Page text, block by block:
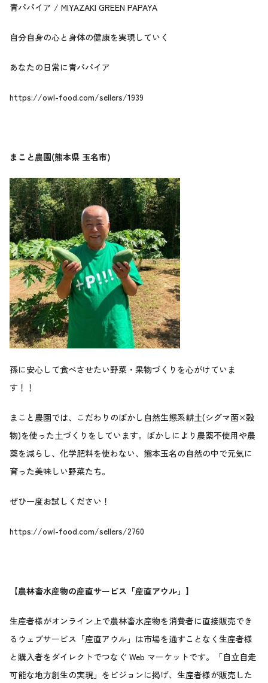
青パパイア / MIYAZAKI GREEN PAPAYA
自分自身の心と身体の健康を実現していく
あなたの日常に青パパイア
https://owl-food.com/sellers/1939
まこと農園(熊本県 玉名市)
孫に安心して食べさせたい野菜・果物づくりを心がけていま
す！！
まこと農園では、こだわりのぼかし自然生態系耕土(シグマ菌×穀
物)を使った土づくりをしています。ぼかしにより農薬不使用や農
薬を減らし、化学肥料を使わない、熊本玉名の自然の中で元気に
育った美味しい野菜たち。
ぜひ一度お試しください！
https://owl-food.com/sellers/2760
【農林畜水産物の産直サービス「産直アウル」】
生産者様がオンライン上で農林畜水産物を消費者に直接販売でき
るウェブサービス「産直アウル」は市場を通すことなく生産者様
と購入者をダイレクトでつなぐ Web マーケットです。「自立自走
可能な地方創生の実現」をビジョンに掲げ、生産者様が販売した